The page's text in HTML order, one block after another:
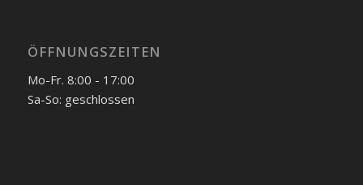
ÖFFNUNGSZEITEN
Mo-Fr. 8:00 - 17:00
Sa-So: geschlossen